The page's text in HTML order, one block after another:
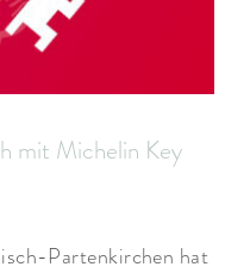
mit Michelin Key
Partenkirchen hat